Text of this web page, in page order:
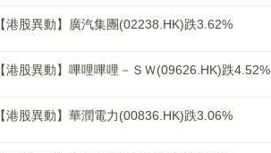
【港股異動】廣汽集團(02238.HK)跌3.62%
【港股異動】嗶哩嗶哩－ＳＷ(09626.HK)跌4.52%
【港股異動】華潤電力(00836.HK)跌3.06%